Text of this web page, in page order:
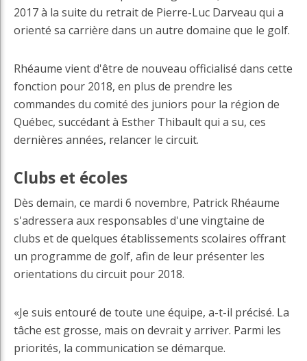
2017 à la suite du retrait de Pierre-Luc Darveau qui a
orienté sa carrière dans un autre domaine que le golf.
Rhéaume vient d'être de nouveau officialisé dans cette
fonction pour 2018, en plus de prendre les
commandes du comité des juniors pour la région de
Québec, succédant à Esther Thibault qui a su, ces
dernières années, relancer le circuit.
Clubs et écoles
Dès demain, ce mardi 6 novembre, Patrick Rhéaume
s'adressera aux responsables d'une vingtaine de
clubs et de quelques établissements scolaires offrant
un programme de golf, afin de leur présenter les
orientations du circuit pour 2018.
«Je suis entouré de toute une équipe, a-t-il précisé. La
tâche est grosse, mais on devrait y arriver. Parmi les
priorités, la communication se démarque.